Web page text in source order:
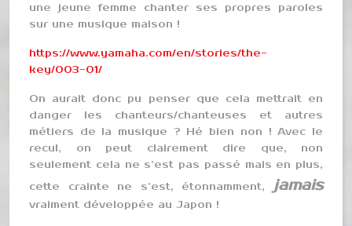
une jeune femme chanter ses propres paroles
sur une musique maison !
https://www.yamaha.com/en/stories/the-
key/003-01/
On aurait donc pu penser que cela mettrait en
danger les chanteurs/chanteuses et autres
métiers de la musique ? Hé bien non ! Avec le
recul, on peut clairement dire que, non
seulement cela ne s’est pas passé mais en plus,
cette crainte ne s’est, étonnamment, jamais
vraiment développée au Japon !